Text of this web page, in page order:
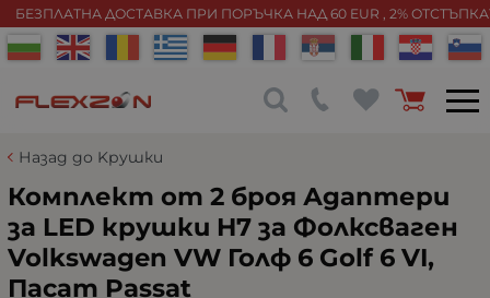
БЕЗПЛАТНА ДОСТАВКА ПРИ ПОРЪЧКА НАД 60 EUR , 2%
Назад до Kрушки
Комплект от 2 броя Адаптери
за LED крушки H7 за Фолксваген
Volkswagen VW Голф 6 Golf 6 VI,
Пасат Passat